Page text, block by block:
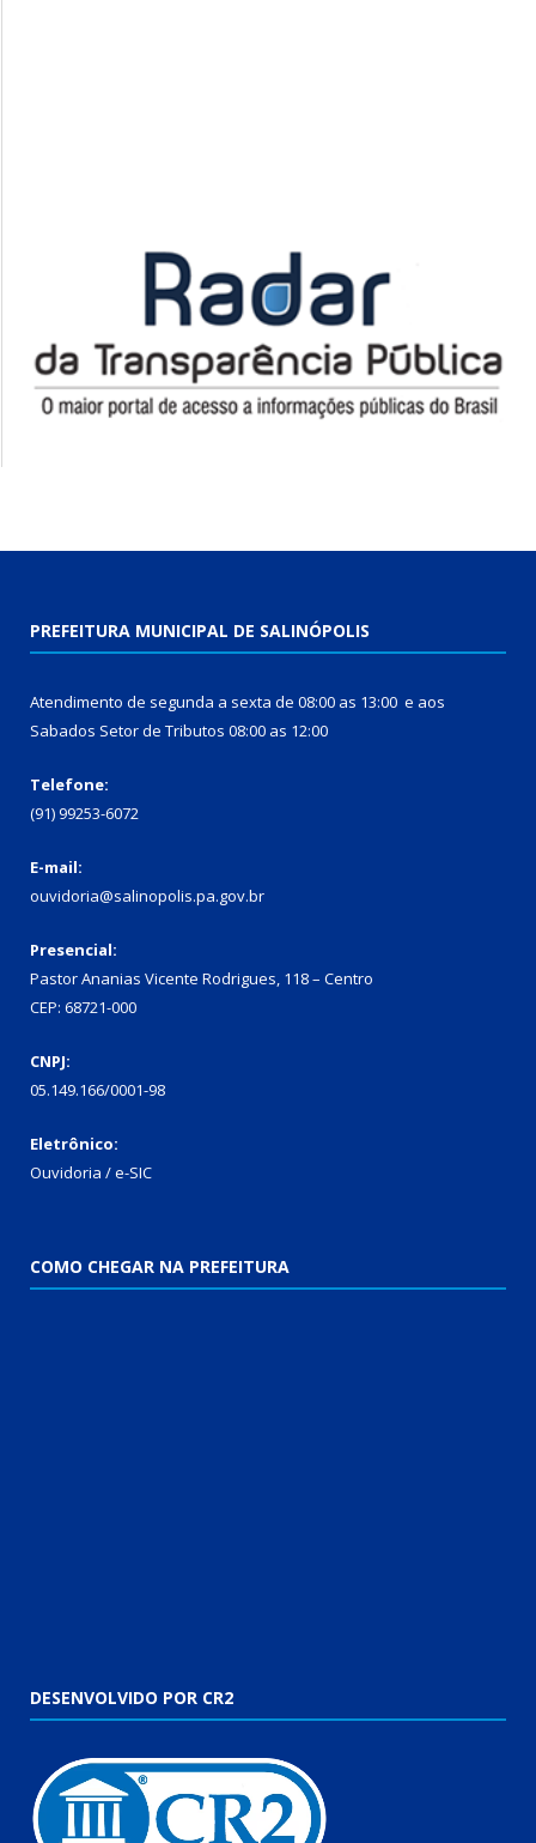
PREFEITURA MUNICIPAL DE SALINÓPOLIS
Atendimento de segunda a sexta de 08:00 as 13:00 e aos
Sabados Setor de Tributos 08:00 as 12:00
Telefone:
(91) 99253-6072
E-mail:
ouvidoria@salinopolis.pa.gov.br
Presencial:
Pastor Ananias Vicente Rodrigues, 118 – Centro
CEP: 68721-000
CNPJ:
05.149.166/0001-98
Eletrônico:
Ouvidoria / e-SIC
COMO CHEGAR NA PREFEITURA
DESENVOLVIDO POR CR2